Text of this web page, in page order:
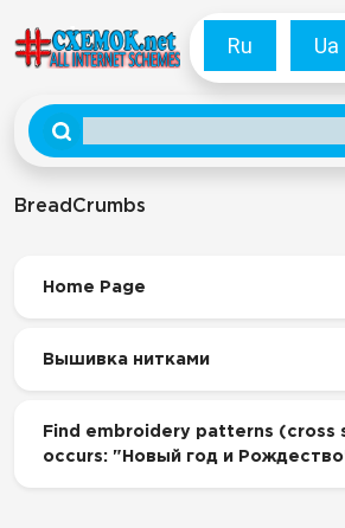
Ru Ua
BreadCrumbs
Home Page
Вышивка нитками
Find embroidery patterns (cross
occurs: "Новый год и